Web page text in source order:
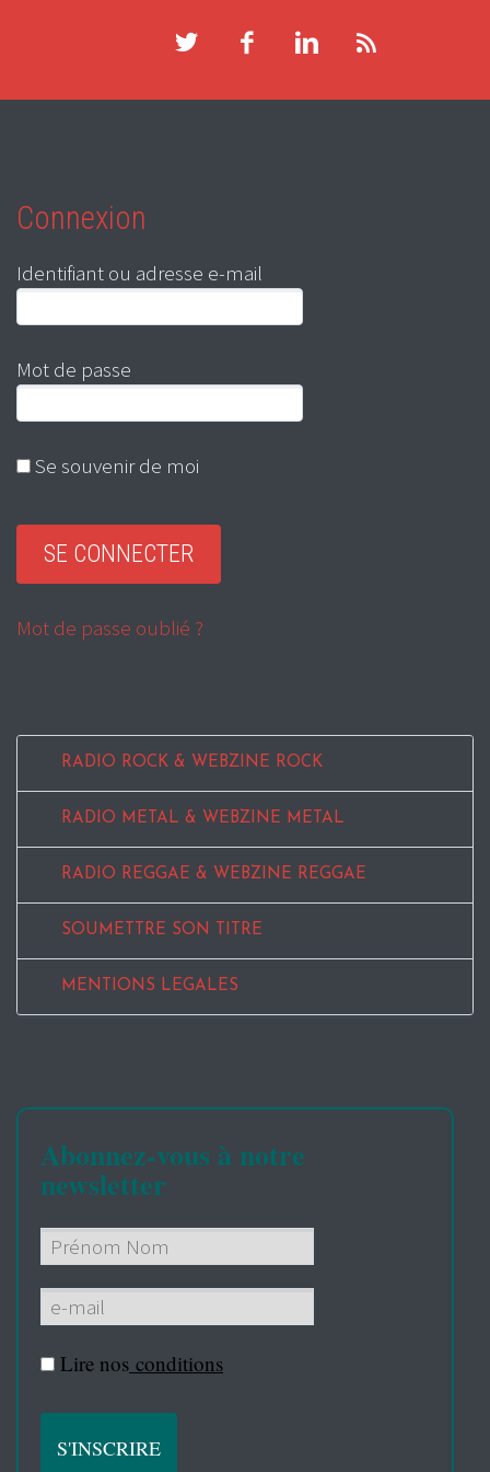
Connexion
Identifiant ou adresse e-mail
Mot de passe
Se souvenir de moi
Mot de passe oublié ?
RADIO ROCK & WEBZINE ROCK
RADIO METAL & WEBZINE METAL
RADIO REGGAE & WEBZINE REGGAE
SOUMETTRE SON TITRE
MENTIONS LEGALES
Abonnez-vous à notre
newsletter
Lire nos conditions